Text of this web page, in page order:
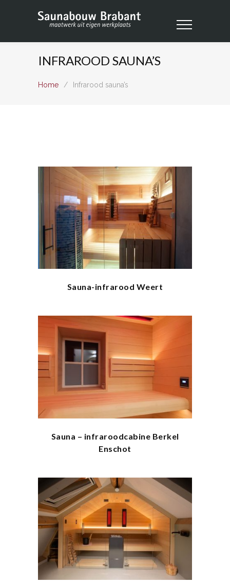
INFRAROOD SAUNA’S
Home / Infrarood sauna’s
Sauna-infrarood Weert
Sauna – infraroodcabine Berkel
Enschot